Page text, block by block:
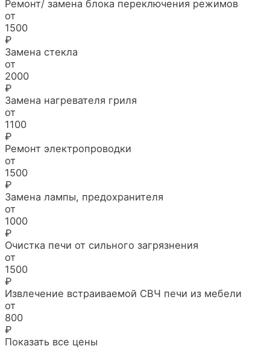
Ремонт/ замена блока переключения режимов
от
1500
₽
Замена стекла
от
2000
₽
Замена нагревателя гриля
от
1100
₽
Ремонт электропроводки
от
1500
₽
Замена лампы, предохранителя
от
1000
₽
Очистка печи от сильного загрязнения
от
1500
₽
Извлечение встраиваемой СВЧ печи из мебели
от
800
₽
Показать все цены